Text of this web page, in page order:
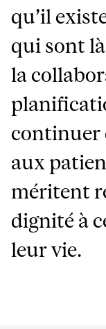
qu’il
qui sont
la
continuer
aux
méritent
dignité à
leur vie.